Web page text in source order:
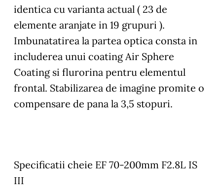
identica cu varianta actual ( 23 de
elemente aranjate in 19 grupuri ).
Imbunatatirea la partea optica consta in
includerea unui coating Air Sphere
Coating si flurorina pentru elementul
frontal. Stabilizarea de imagine promite o
compensare de pana la 3,5 stopuri.
Specificatii cheie EF 70-200mm F2.8L IS
III